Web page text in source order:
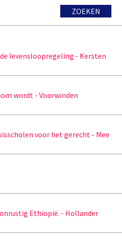
ZOEKEN
levensloopregeling - Kersten
wordt - Voorwinden
voor het gerecht - Mee
Ethiopië. - Hollander